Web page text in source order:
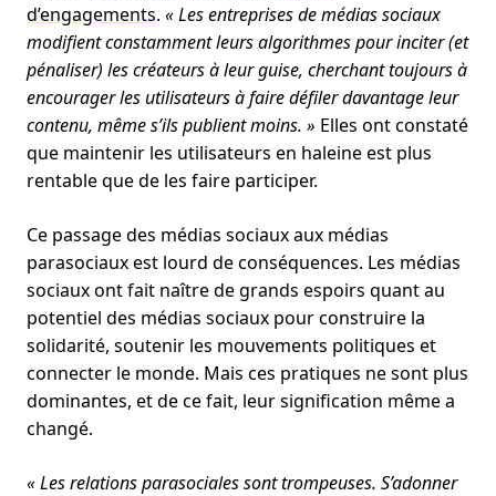
d’engagements. « Les entreprises de médias sociaux
modifient constamment leurs algorithmes pour inciter (et
pénaliser) les créateurs à leur guise, cherchant toujours à
encourager les utilisateurs à faire défiler davantage leur
contenu, même s’ils publient moins. » Elles ont constaté
que maintenir les utilisateurs en haleine est plus
rentable que de les faire participer.
Ce passage des médias sociaux aux médias
parasociaux est lourd de conséquences. Les médias
sociaux ont fait naître de grands espoirs quant au
potentiel des médias sociaux pour construire la
solidarité, soutenir les mouvements politiques et
connecter le monde. Mais ces pratiques ne sont plus
dominantes, et de ce fait, leur signification même a
changé.
« Les relations parasociales sont trompeuses. S’adonner